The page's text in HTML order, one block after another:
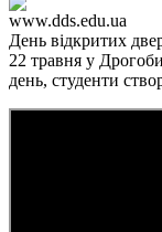
www.dds.edu.ua
День відкритих
22 травня у
день, студенти